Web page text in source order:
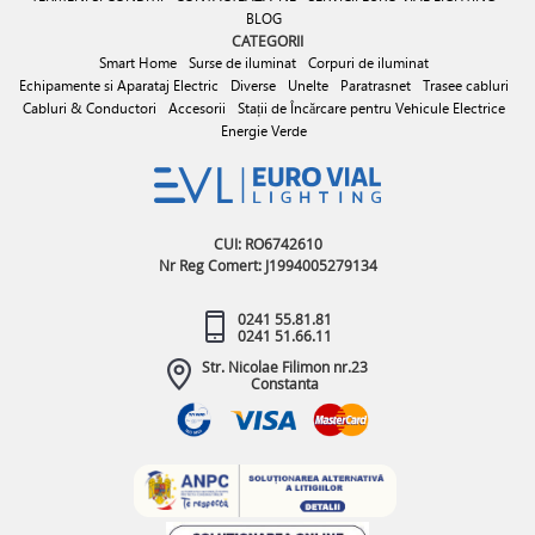
BLOG
CATEGORII
Smart Home Surse de iluminat
Corpuri de iluminat
Echipamente si Aparataj Electric
Diverse Unelte Paratrasnet
Trasee cabluri
Cabluri & Conductori
Accesorii
Stații de Încărcare pentru Vehicule Electrice
Energie Verde
CUI: RO6742610
Nr Reg Comert: J1994005279134
0241 55.81.81
0241 51.66.11
Str. Nicolae Filimon nr.23
Constanta